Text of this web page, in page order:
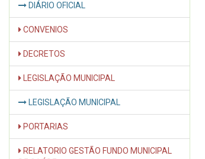
DIÁRIO OFICIAL
CONVENIOS
DECRETOS
LEGISLAÇÃO MUNICIPAL
LEGISLAÇÃO MUNICIPAL
PORTARIAS
RELATORIO GESTÃO FUNDO MUNICIPAL